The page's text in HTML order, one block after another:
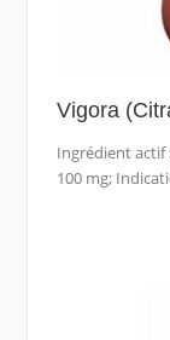
Vigora
Ingrédient actif
100 mg;